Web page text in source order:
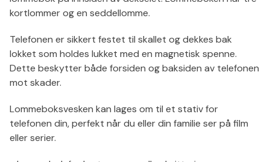
kortlommer og en seddellomme.
Telefonen er sikkert festet til skallet og dekkes bak
lokket som holdes lukket med en magnetisk spenne.
Dette beskytter både forsiden og baksiden av telefonen
mot skader.
Lommeboksvesken kan lages om til et stativ for
telefonen din, perfekt når du eller din familie ser på film
eller serier.